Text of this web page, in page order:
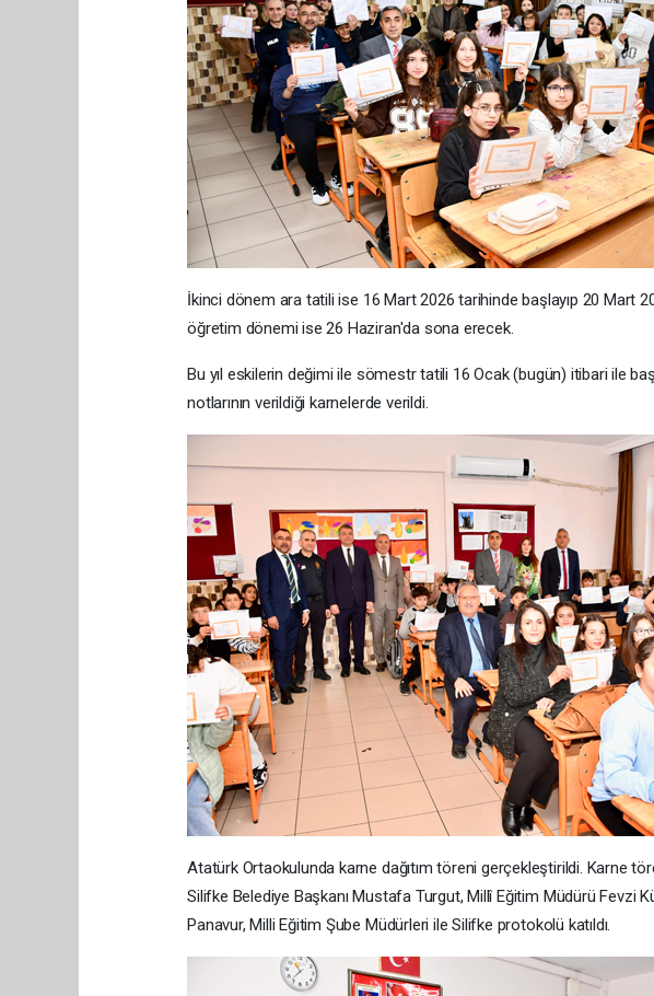
İkinci dönem ara tatili ise 16 Mart 2026 tarihinde başlayıp 20 Mart
öğretim dönemi ise 26 Haziran'da sona erecek.
Bu yıl eskilerin değimi ile sömestr tatili 16 Ocak (bugün) itibari ile
notlarının verildiği karnelerde verildi.
Atatürk Ortaokulunda karne dağıtım töreni gerçekleştirildi. Karne
Silifke Belediye Başkanı Mustafa Turgut, Millî Eğitim Müdürü Fevzi
Panavur, Milli Eğitim Şube Müdürleri ile Silifke protokolü katıldı.